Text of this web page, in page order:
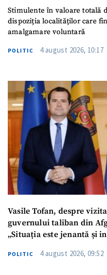
Stimulente în valoare totală
dispoziția localităților care
amalgamare voluntară
POLITIC 4 august 2026, 10:17
Vasile Tofan, despre
guvernului taliban din
„Situația este jenantă și
POLITIC 4 august 2026, 09:52